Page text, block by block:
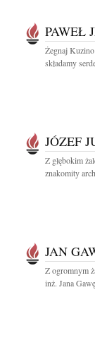
PAWEŁ
Żegnaj
składamy
JÓZEF
Z głębokim
znakomity
JAN
Z ogromnym
inż. Jana